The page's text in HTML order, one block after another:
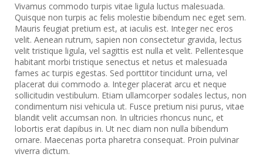
Vivamus commodo turpis vitae ligula luctus malesuada.
Quisque non turpis ac felis molestie bibendum nec eget sem.
Mauris feugiat pretium est, at iaculis est. Integer nec eros
velit. Aenean rutrum, sapien non consectetur gravida, lectus
velit tristique ligula, vel sagittis est nulla et velit. Pellentesque
habitant morbi tristique senectus et netus et malesuada
fames ac turpis egestas. Sed porttitor tincidunt urna, vel
placerat dui commodo a. Integer placerat arcu et neque
sollicitudin vestibulum. Etiam ullamcorper sodales lectus, non
condimentum nisi vehicula ut. Fusce pretium nisi purus, vitae
blandit velit accumsan non. In ultricies rhoncus nunc, et
lobortis erat dapibus in. Ut nec diam non nulla bibendum
ornare. Maecenas porta pharetra consequat. Proin pulvinar
viverra dictum.